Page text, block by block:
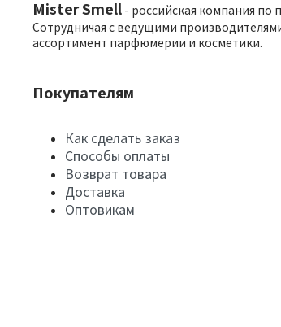
Mister Smell - российская компания
Сотрудничая с ведущими
ассортимент парфюмерии и косметики.
Покупателям
Как сделать заказ
Способы оплаты
Возврат товара
Доставка
Оптовикам